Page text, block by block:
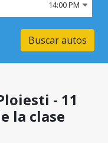
14:00 PM
Buscar autos
- 11
la clase